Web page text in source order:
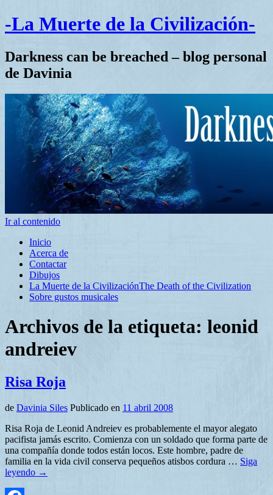
-La Muerte de la Civilización-
Darkness can be breached – blog personal
de Davinia
Ir al contenido
Inicio
Acerca de
Contactar
Dibujos
La Muerte de la CivilizaciónThe Death of the Civilization
Sobre gustos musicales
Archivos de la etiqueta: leonid
andreiev
Risa Roja
de Davinia Siles Publicado en 11 abril 2008
Risa Roja de Leonid Andreiev es probablemente el mayor alegato
pacifista jamás escrito. Comienza con un soldado que forma parte de
una compañía donde todos están locos. Este hombre, padre de
familia en la vida civil conserva pequeños atisbos cordura … Siga
leyendo →